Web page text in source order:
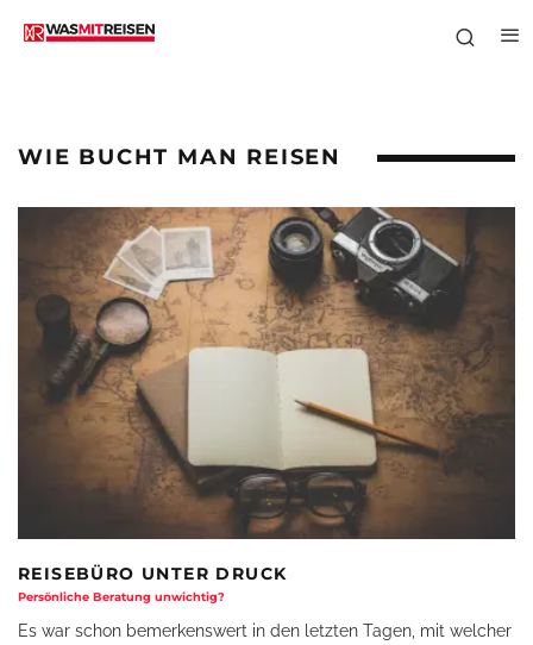
WIE BUCHT MAN REISEN
REISEBÜRO UNTER DRUCK
Persönliche Beratung unwichtig?
Es war schon bemerkenswert in den letzten Tagen, mit welcher